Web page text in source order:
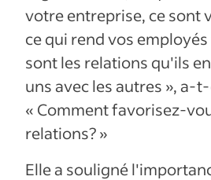
votre entreprise, ce sont
ce qui rend vos
sont les relations qu'ils
uns avec les autres », a-
« Comment favorisez-
relations? »
Elle a souligné